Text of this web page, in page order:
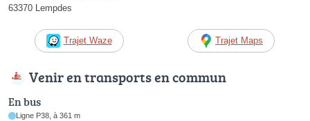
63370 Lempdes
Trajet Waze Trajet Maps
Venir en transports en commun
En bus
Ligne P38, à 361 m